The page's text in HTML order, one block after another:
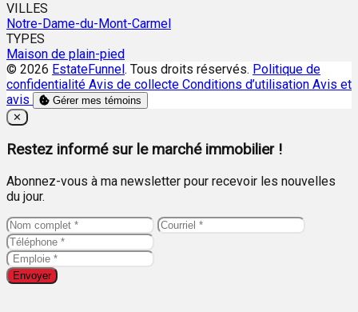
VILLES
Notre-Dame-du-Mont-Carmel
TYPES
Maison de plain-pied
© 2026 EstateFunnel. Tous droits réservés. Politique de
confidentialité Avis de collecte Conditions d’utilisation Avis et
avis
Gérer mes témoins
Close
✕
Restez informé sur le marché immobilier !
Abonnez-vous à ma newsletter pour recevoir les nouvelles
du jour.
Envoyer